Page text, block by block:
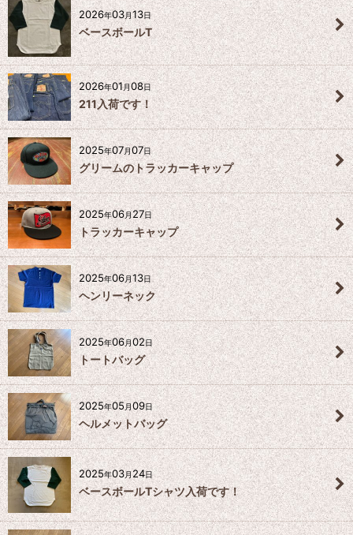
2026年03月13日
ベースボールT
2026年01月08日
211入荷です！
2025年07月07日
グリームのトラッカーキャップ
2025年06月27日
トラッカーキャップ
2025年06月13日
ヘンリーネック
2025年06月02日
トートバッグ
2025年05月09日
ヘルメットバッグ
2025年03月24日
ベースボールTシャツ入荷です！